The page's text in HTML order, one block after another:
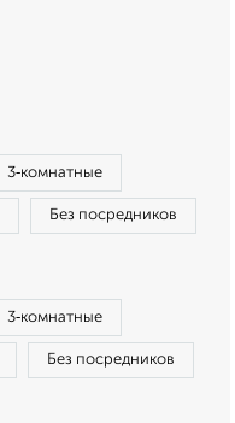
3‑комнатные
Без посредников
3‑комнатные
Без посредников